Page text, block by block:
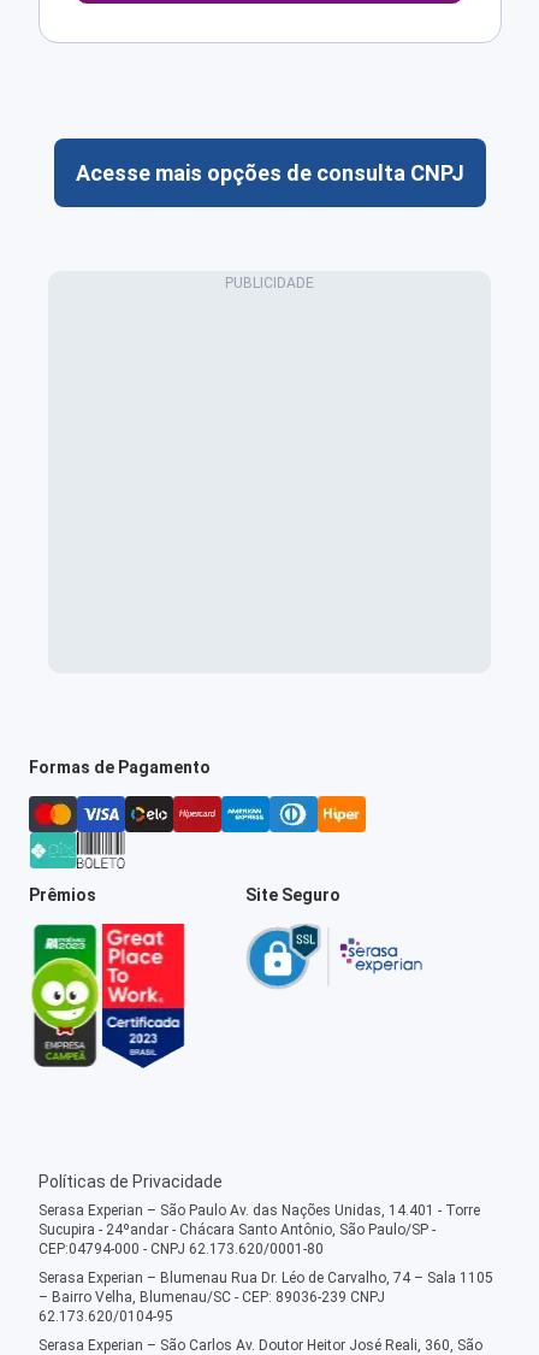
Acesse mais opções de consulta CNPJ
Formas de Pagamento
Prêmios Site Seguro
Políticas de Privacidade
Serasa Experian – São Paulo Av. das Nações Unidas, 14.401 - Torre
Sucupira - 24ºandar - Chácara Santo Antônio, São Paulo/SP -
CEP:04794-000 - CNPJ 62.173.620/0001-80
Serasa Experian – Blumenau Rua Dr. Léo de Carvalho, 74 – Sala 1105
– Bairro Velha, Blumenau/SC - CEP: 89036-239 CNPJ
62.173.620/0104-95
Serasa Experian – São Carlos Av. Doutor Heitor José Reali, 360, São